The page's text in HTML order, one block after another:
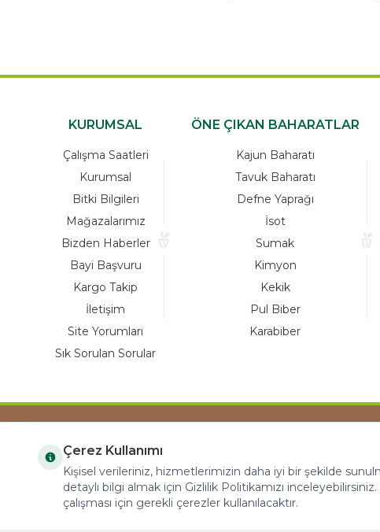
KURUMSAL
Çalışma Saatleri
Kurumsal
Bitki Bilgileri
Mağazalarımız
Bizden Haberler
Bayi Başvuru
Kargo Takip
İletişim
Site Yorumları
Sık Sorulan Sorular
ÖNE ÇIKAN BAHARATLAR
Kajun Baharatı
Tavuk Baharatı
Defne Yaprağı
İsot
Sumak
Kimyon
Kekik
Pul Biber
Karabiber
COPYRIGHT © 2023 arifoglu.com ALL RIGHTS
RESERVED
Çerez Kullanımı
Kişisel verileriniz, hizmetlerimizin daha iyi bir şekilde
detaylı bilgi almak için Gizlilik Politikamızı inceleyebilirsiniz.
çalışması için gerekli çerezler kullanılacaktır.